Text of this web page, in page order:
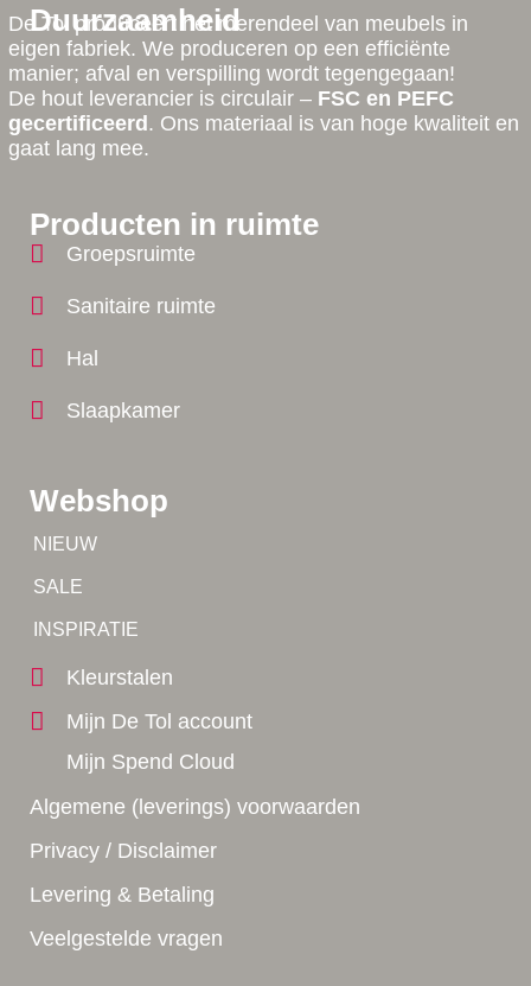
Webshop
NIEUW
SALE
INSPIRATIE
Kleurstalen
Mijn De Tol account
Mijn Spend Cloud
Algemene (leverings) voorwaarden
Privacy / Disclaimer
Levering & Betaling
Veelgestelde vragen
Producten in ruimte
Groepsruimte
Sanitaire ruimte
Hal
Slaapkamer
Duurzaamheid
De Tol produceert het merendeel van meubels in
eigen fabriek. We produceren op een efficiënte
manier; afval en verspilling wordt tegengegaan!
De hout leverancier is circulair – FSC en PEFC
gecertificeerd. Ons materiaal is van hoge kwaliteit en
gaat lang mee.